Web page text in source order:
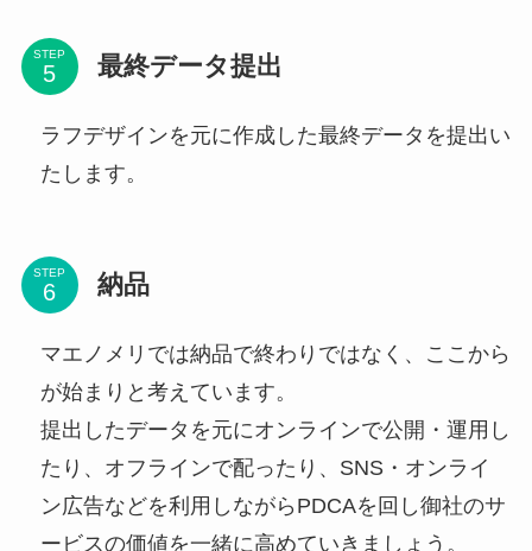
STEP 最終データ提出
ラフデザインを元に作成した最終データを提出い
たします。
STEP 納品
マエノメリでは納品で終わりではなく、ここから
が始まりと考えています。
提出したデータを元にオンラインで公開・運用し
たり、オフラインで配ったり、SNS・オンライ
ン広告などを利用しながらPDCAを回し御社のサ
ービスの価値を一緒に高めていきましょう。